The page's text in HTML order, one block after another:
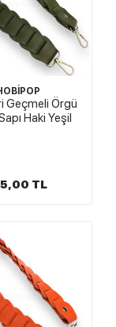
Geçmeli Örgü
Haki Yeşil
TL